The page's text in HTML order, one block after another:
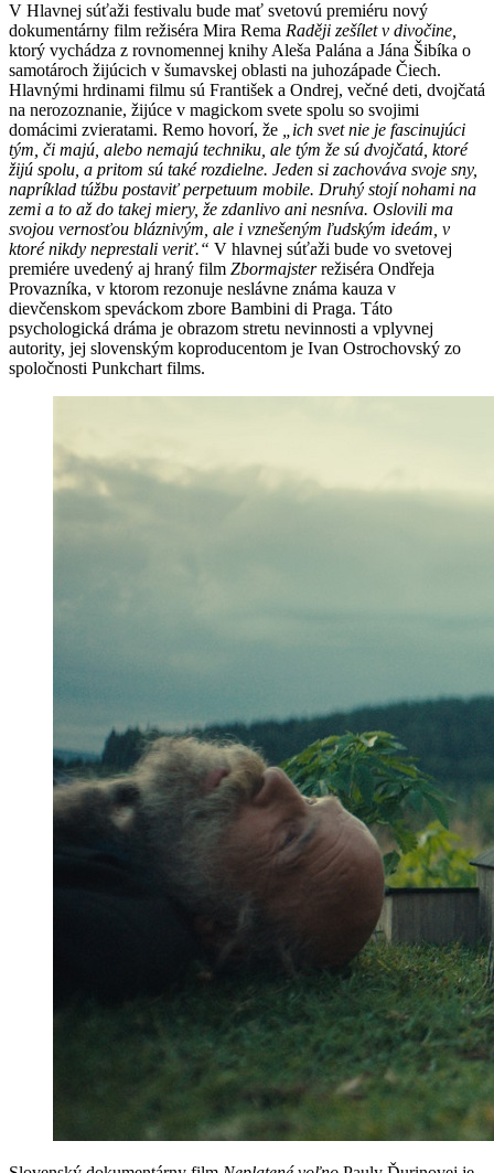
V Hlavnej súťaži festivalu bude mať svetovú premiéru nový
dokumentárny film režiséra Mira Rema Raději zešílet v divočine,
ktorý vychádza z rovnomennej knihy Aleša Palána a Jána Šibíka o
samotároch žijúcich v šumavskej oblasti na juhozápade Čiech.
Hlavnými hrdinami filmu sú František a Ondrej, večné deti, dvojčatá
na nerozoznanie, žijúce v magickom svete spolu so svojimi
domácimi zvieratami. Remo hovorí, že „ich svet nie je fascinujúci
tým, či majú, alebo nemajú techniku, ale tým že sú dvojčatá, ktoré
žijú spolu, a pritom sú také rozdielne. Jeden si zachováva svoje sny,
napríklad túžbu postaviť perpetuum mobile. Druhý stojí nohami na
zemi a to až do takej miery, že zdanlivo ani nesníva. Oslovili ma
svojou vernosťou bláznivým, ale i vznešeným ľudským ideám, v
ktoré nikdy neprestali veriť.“ V hlavnej súťaži bude vo svetovej
premiére uvedený aj hraný film Zbormajsterrežiséra Ondřeja
Provazníka, v ktorom rezonuje neslávne známa kauza v
dievčenskom speváckom zbore Bambini di Praga. Táto
psychologická dráma je obrazom stretu nevinnosti a vplyvnej
autority, jej slovenským koproducentom je Ivan Ostrochovský zo
spoločnosti Punkchart films.